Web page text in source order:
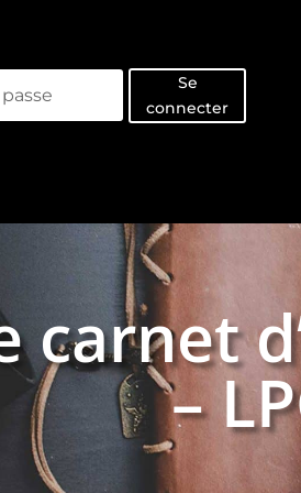
Se
connecter
carnet
–